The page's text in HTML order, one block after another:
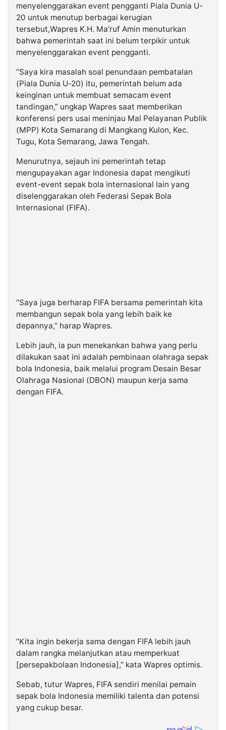
menyelenggarakan event pengganti Piala Dunia U-
20 untuk menutup berbagai kerugian
tersebut,Wapres K.H. Ma’ruf Amin menuturkan
bahwa pemerintah saat ini belum terpikir untuk
menyelenggarakan event pengganti.
“Saya kira masalah soal penundaan pembatalan
(Piala Dunia U-20) itu, pemerintah belum ada
keinginan untuk membuat semacam event
tandingan,” ungkap Wapres saat memberikan
konferensi pers usai meninjau Mal Pelayanan Publik
(MPP) Kota Semarang di Mangkang Kulon, Kec.
Tugu, Kota Semarang, Jawa Tengah.
Menurutnya, sejauh ini pemerintah tetap
mengupayakan agar Indonesia dapat mengikuti
event-event sepak bola internasional lain yang
diselenggarakan oleh Federasi Sepak Bola
Internasional (FIFA).
“Saya juga berharap FIFA bersama pemerintah kita
membangun sepak bola yang lebih baik ke
depannya,” harap Wapres.
Lebih jauh, ia pun menekankan bahwa yang perlu
dilakukan saat ini adalah pembinaan olahraga sepak
bola Indonesia, baik melalui program Desain Besar
Olahraga Nasional (DBON) maupun kerja sama
dengan FIFA.
“Kita ingin bekerja sama dengan FIFA lebih jauh
dalam rangka melanjutkan atau memperkuat
[persepakbolaan Indonesia],” kata Wapres optimis.
Sebab, tutur Wapres, FIFA sendiri menilai pemain
sepak bola Indonesia memiliki talenta dan potensi
yang cukup besar.